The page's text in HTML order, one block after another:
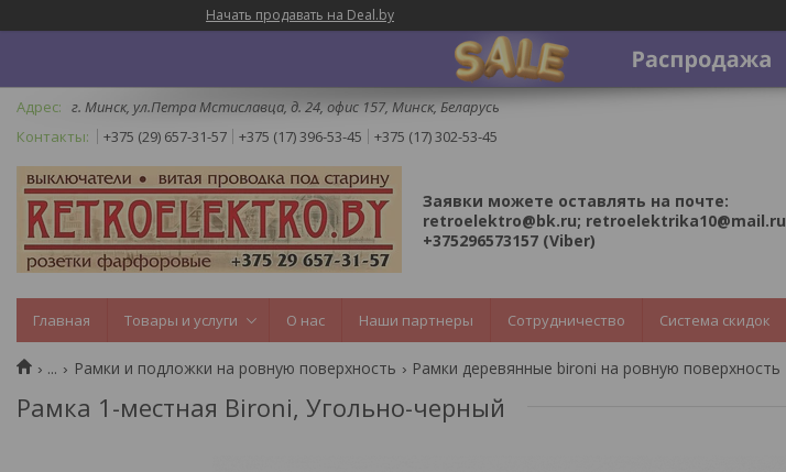
Начать продавать на Deal.by
г. Минск, ул.Петра Мстиславца, д. 24, офис 157, Минск, Беларусь
+375 (29) 657-31-57
+375 (17) 396-53-45 +375 (17) 302-53-45
Заявки можете оставлять на почте:
retroelektro@bk.ru; retroelektrika10@mail.ru
+375296573157 (Viber)
Главная Товары и услуги О нас Наши партнеры Сотрудничество Система скидок
... Рамки и подложки на ровную поверхность Рамки деревянные bironi на ровную поверхность
Рамка 1-местная Bironi, Угольно-черный